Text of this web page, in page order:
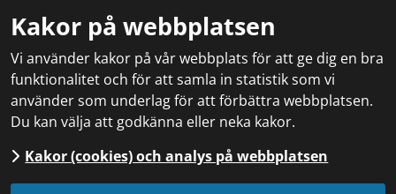
Kakor på webbplatsen
Vi använder kakor på vår webbplats för att ge dig en bra
funktionalitet och för att samla in statistik som vi
använder som underlag för att förbättra webbplatsen.
Du kan välja att godkänna eller neka kakor.
Kakor (cookies) och analys på webbplatsen